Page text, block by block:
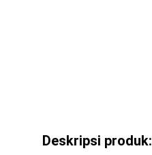
Deskripsi produk: